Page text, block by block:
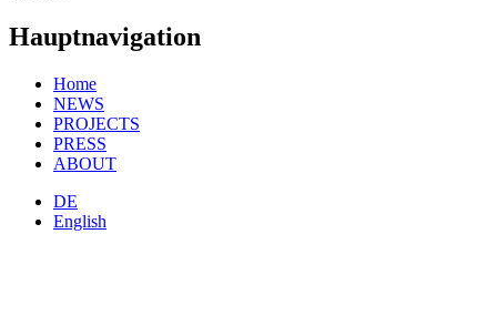
Hauptnavigation
Home
NEWS
PROJECTS
PRESS
ABOUT
DE
English